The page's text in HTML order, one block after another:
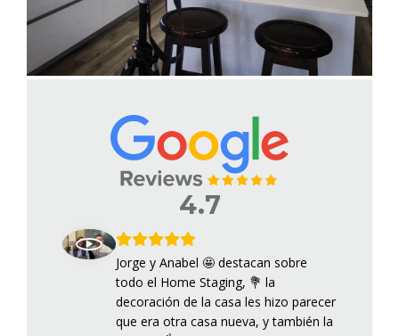
4.7
Jorge y Anabel 🤩 destacan sobre
todo el Home Staging, 💐 la
decoración de la casa les hizo parecer
que era otra casa nueva, y también la